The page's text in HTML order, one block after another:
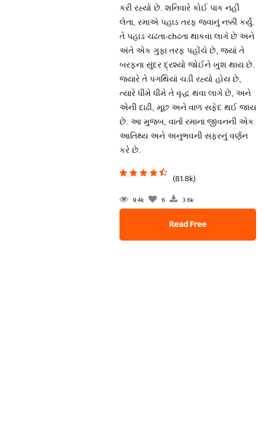
કરી રહ્યો છે. શનિવારે કોઈ પાક નહીં
લેતા, રમાએ પહાડ તરફ જવાનું નક્કી કર્યું.
તે પહાડ ચઢતા-chઢતા થાકવા લાગે છે અને
અંતે એક ગુફા તરફ પહોંચે છે, જ્યાં તે
બરફના સુંદર દ્રશ્યો જોઈને ખુશ થાય છે.
જ્યારે તે પગથિયાં ચડી રહ્યો હોય છે,
ત્યારે ધીમે ધીમે તે વૃદ્ધ થવા લાગે છે, અને
એની દાઢી, મૂછ અને વાળ સફેદ થઈ જાય
છે. આ મુજબ, વાર્તા રમાના જીવનની એક
આતિથ્ય અને અનુભવની સફરનું વર્ણન
કરે છે.
(81.8k)
9.4k 6 3.6k
Read Free